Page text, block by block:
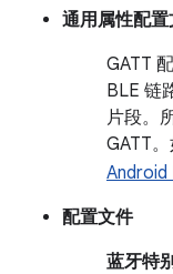
通用属性配
GATT
BLE 链
片段。
GATT
配置文件
蓝牙特